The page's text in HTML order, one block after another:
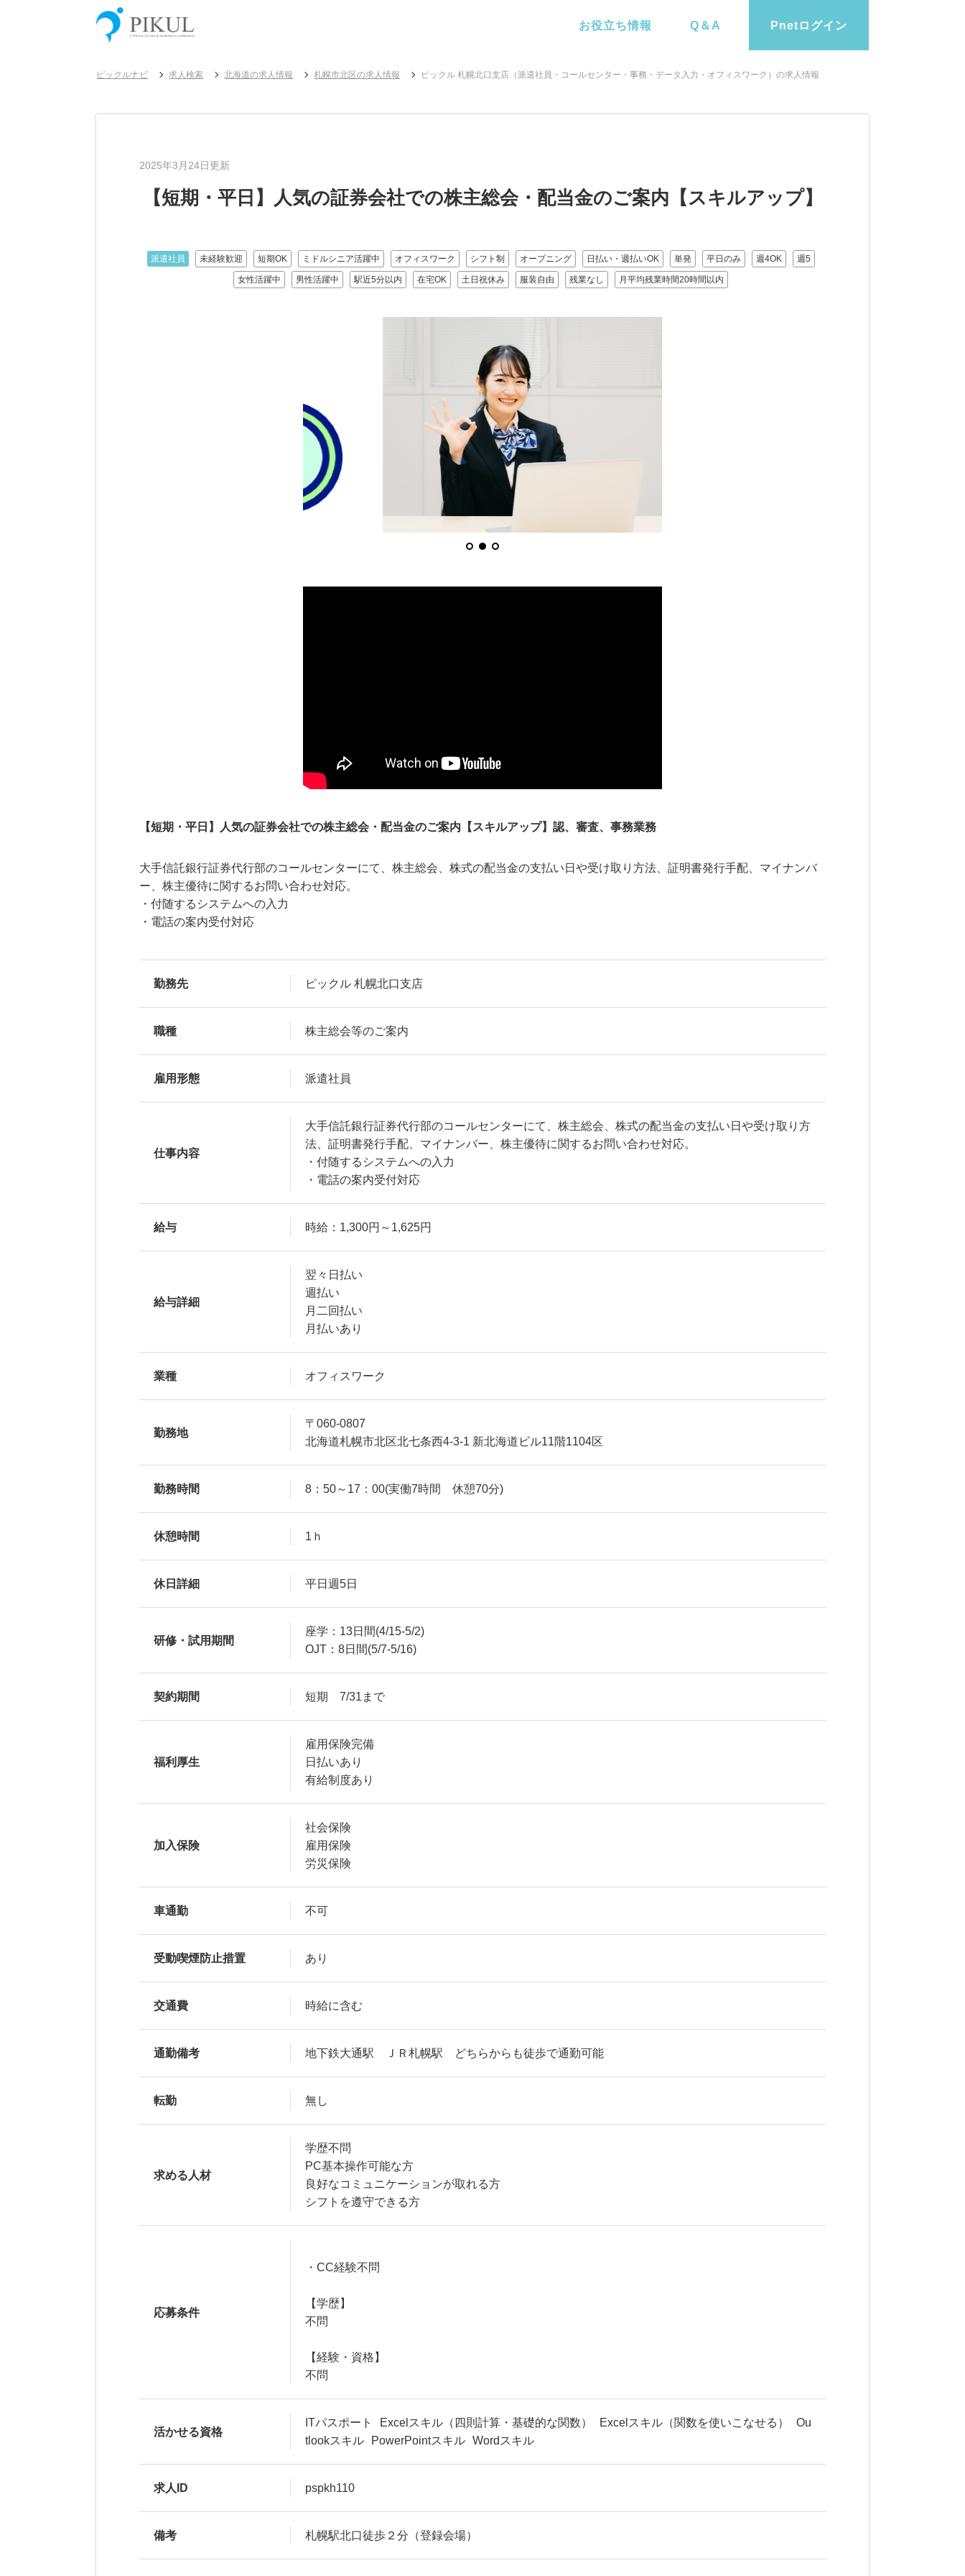
お役立ち情報 Q＆A Pnetログイン
ピックルナビ 求人検索 北海道の求人情報 札幌市北区の求人情報 ピックル 札幌北口支店（派遣社員・コールセンター・事務・データ入力・オフィスワーク）の求人情報
2025年3月24日更新
【短期・平日】人気の証券会社での株主総会・配当金のご案内【スキルアップ】
派遣社員 未経験歓迎 短期OK ミドルシニア活躍中 オフィスワーク シフト制 オープニング 日払い・週払いOK 単発 平日のみ 週4OK 週5
女性活躍中 男性活躍中 駅近5分以内 在宅OK 土日祝休み 服装自由 残業なし 月平均残業時間20時間以内
【短期・平日】人気の証券会社での株主総会・配当金のご案内【スキルアップ】認、審査、事務業務
大手信託銀行証券代行部のコールセンターにて、株主総会、株式の配当金の支払い日や受け取り方法、証明書発行手配、マイナンバ
ー、株主優待に関するお問い合わせ対応。
・付随するシステムへの入力
・電話の案内受付対応
勤務先 ピックル 札幌北口支店
職種 株主総会等のご案内
雇用形態 派遣社員
仕事内容
大手信託銀行証券代行部のコールセンターにて、株主総会、株式の配当金の支払い日や受け取り方
法、証明書発行手配、マイナンバー、株主優待に関するお問い合わせ対応。
・付随するシステムへの入力
・電話の案内受付対応
給与 時給：1,300円～1,625円
給与詳細
翌々日払い
週払い
月二回払い
月払いあり
業種 オフィスワーク
勤務地
〒060-0807
北海道札幌市北区北七条西4-3-1 新北海道ビル11階1104区
勤務時間 8：50～17：00(実働7時間 休憩70分)
休憩時間 1ｈ
休日詳細 平日週5日
研修・試用期間
座学：13日間(4/15-5/2)
OJT：8日間(5/7-5/16)
契約期間 短期 7/31まで
福利厚生
雇用保険完備
日払いあり
有給制度あり
加入保険
社会保険
雇用保険
労災保険
車通勤 不可
受動喫煙防止措置 あり
交通費 時給に含む
通勤備考 地下鉄大通駅 ＪＲ札幌駅 どちらからも徒歩で通勤可能
転勤 無し
求める人材
学歴不問
PC基本操作可能な方
良好なコミュニケーションが取れる方
シフトを遵守できる方
応募条件
・CC経験不問
【学歴】
不問
【経験・資格】
不問
活かせる資格
ITパスポート Excelスキル（四則計算・基礎的な関数） Excelスキル（関数を使いこなせる）
Ou
tlookスキル
PowerPointスキル Wordスキル
求人ID pspkh110
備考 札幌駅北口徒歩２分（登録会場）